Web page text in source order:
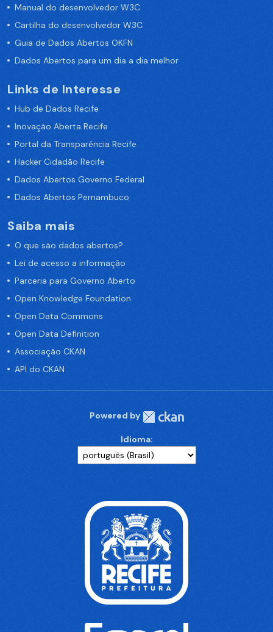
Manual do desenvolvedor W3C
Cartilha do desenvolvedor W3C
Guia de Dados Abertos OKFN
Dados Abertos para um dia a dia melhor
Links de Interesse
Hub de Dados Recife
Inovação Aberta Recife
Portal da Transparência Recife
Hacker Cidadão Recife
Dados Abertos Governo Federal
Dados Abertos Pernambuco
Saiba mais
O que são dados abertos?
Lei de acesso a informação
Parceria para Governo Aberto
Open Knowledge Foundation
Open Data Commons
Open Data Definition
Associação CKAN
API do CKAN
Powered by
Idioma